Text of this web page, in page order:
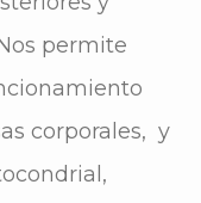
permite
corporales, y